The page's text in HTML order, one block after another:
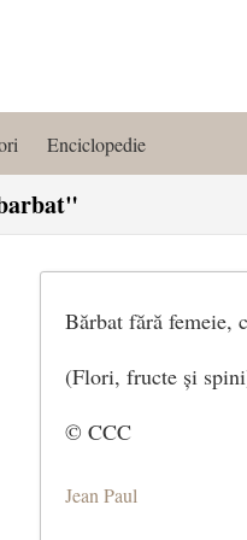
Enciclopedie
Bărbat fără femeie,
(Flori, fructe și
© CCC
Jean Paul